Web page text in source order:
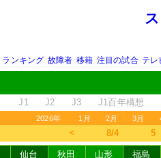
ランキング 故障者 移籍 注目の試合 テレ
J1 J2 J3 J1百年構想
2026年 1月 2月 3月
＜ 8/4 5
仙台 秋田 山形 福島